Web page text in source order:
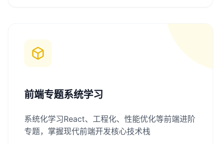
前端专题系统学习
系统化学习React、工程化、性能优化等前端进阶
专题，掌握现代前端开发核心技术栈